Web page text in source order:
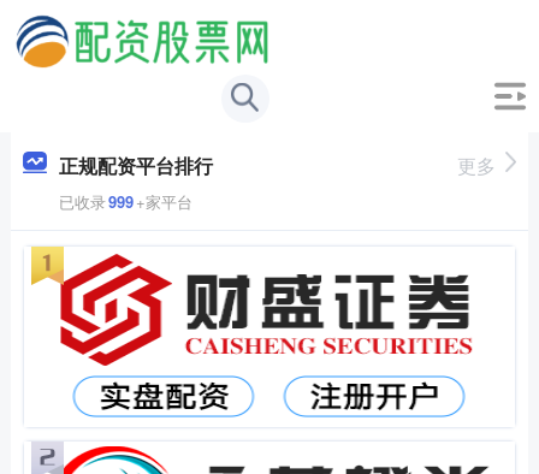
正规配资平台排行
已收录999+家平台
更多